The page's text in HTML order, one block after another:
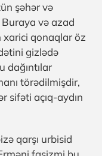
şəhər və
və azad
xarici qonaqlar öz
gizlədə
dağıntılar
törədilmişdir,
sifəti açıq-aydın
qarşı urbisid